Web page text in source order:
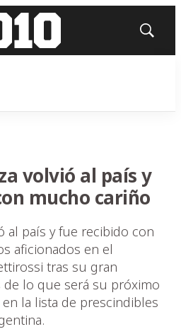
Mostrar
volvió al país y
mucho cariño
al país y fue recibido con
aficionados en el
tras su gran
de lo que será su próximo
la lista de prescindibles